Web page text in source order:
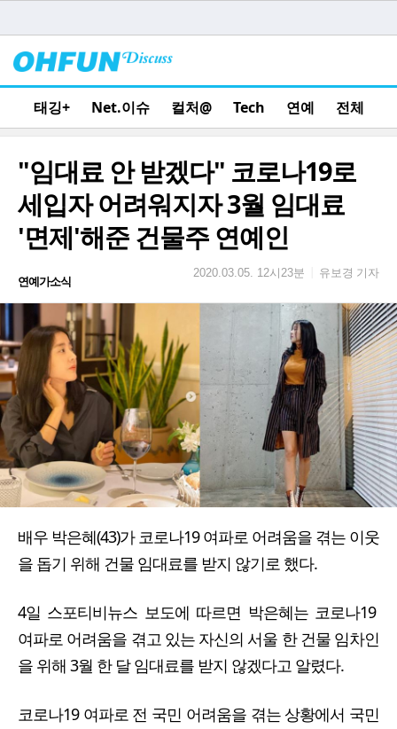
태깅+ Net.이슈 컬처@ Tech 연예 전체
"임대료 안 받겠다" 코로나19로
세입자 어려워지자 3월 임대료
'면제'해준 건물주 연예인
연예가소식
2020.03.05. 12시23분 유보경 기자
배우 박은혜(43)가 코로나19 여파로 어려움을 겪는 이웃
을 돕기 위해 건물 임대료를 받지 않기로 했다.
4일 스포티비뉴스 보도에 따르면 박은혜는 코로나19
여파로 어려움을 겪고 있는 자신의 서울 한 건물 임차인
을 위해 3월 한 달 임대료를 받지 않겠다고 알렸다.
코로나19 여파로 전 국민 어려움을 겪는 상황에서 국민